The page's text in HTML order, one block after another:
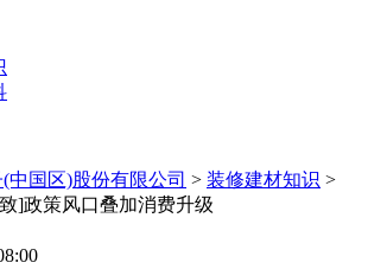
中国区)股份有限公司 > 装修建材知识 >
]政策风口叠加消费升级